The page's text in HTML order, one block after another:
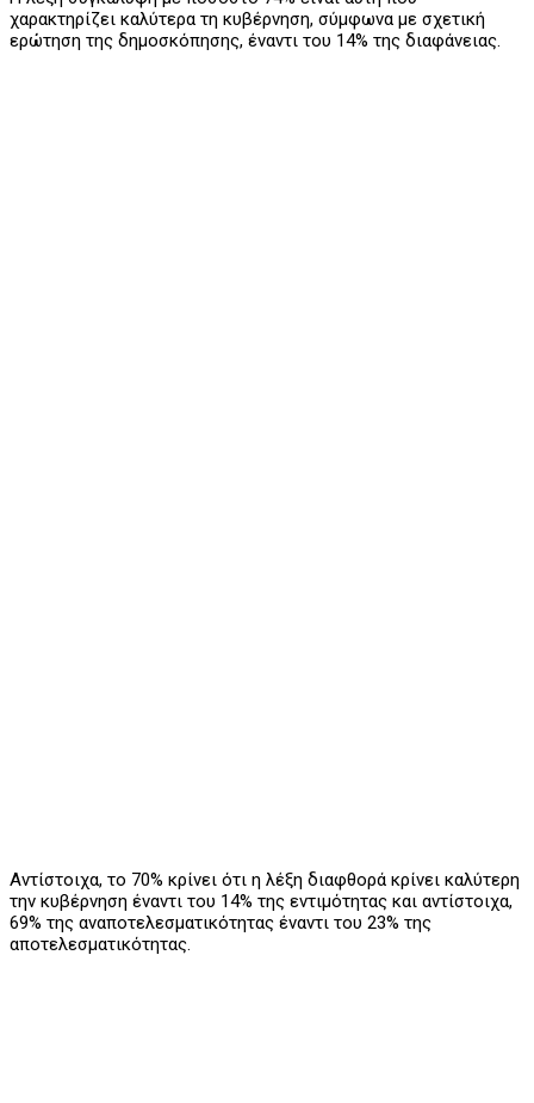
χαρακτηρίζει καλύτερα τη κυβέρνηση, σύμφωνα με σχετική
ερώτηση της δημοσκόπησης, έναντι του 14% της διαφάνειας.
Αντίστοιχα, το 70% κρίνει ότι η λέξη διαφθορά κρίνει καλύτερη
την κυβέρνηση έναντι του 14% της εντιμότητας και αντίστοιχα,
69% της αναποτελεσματικότητας έναντι του 23% της
αποτελεσματικότητας.